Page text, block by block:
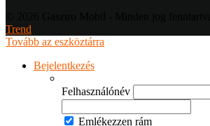
Trend
Tovább az eszköztárra
Bejelentkezés
Felhasználónév
Emlékezzen rám